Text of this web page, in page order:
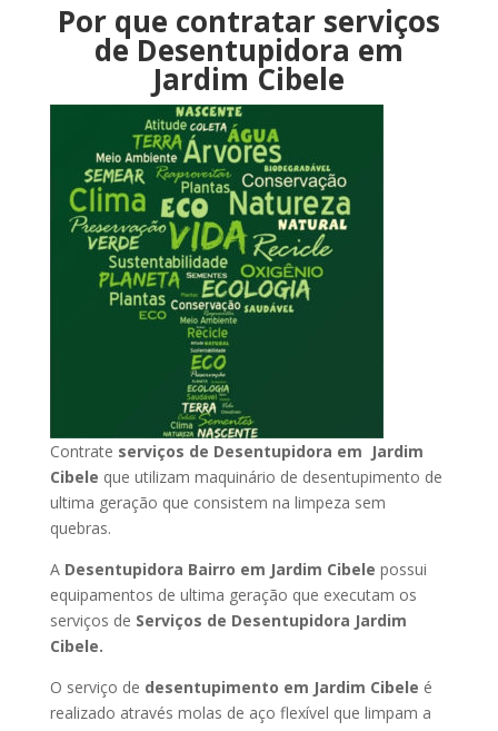
Por que contratar serviços
de Desentupidora em
Jardim Cibele
Contrate serviços de Desentupidora em Jardim
Cibele que utilizam maquinário de desentupimento de
ultima geração que consistem na limpeza sem
quebras.
A Desentupidora Bairro em Jardim Cibele possui
equipamentos de ultima geração que executam os
serviços de Serviços de Desentupidora Jardim
Cibele.
O serviço de desentupimento em Jardim Cibele é
realizado através molas de aço flexível que limpam a